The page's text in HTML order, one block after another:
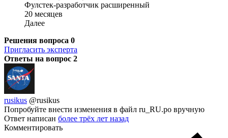
Фулстек-разработчик расширенный
20 месяцев
Далее
Решения вопроса 0
Пригласить эксперта
Ответы на вопрос 2
rusikus @rusikus
Попробуйте внести изменения в файл ru_RU.po вручную
Ответ написан более трёх лет назад
Комментировать